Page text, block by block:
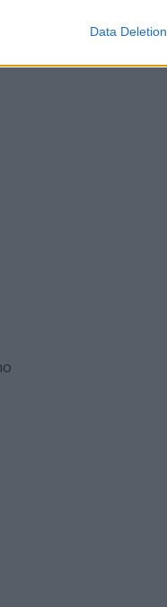
Data Deletion